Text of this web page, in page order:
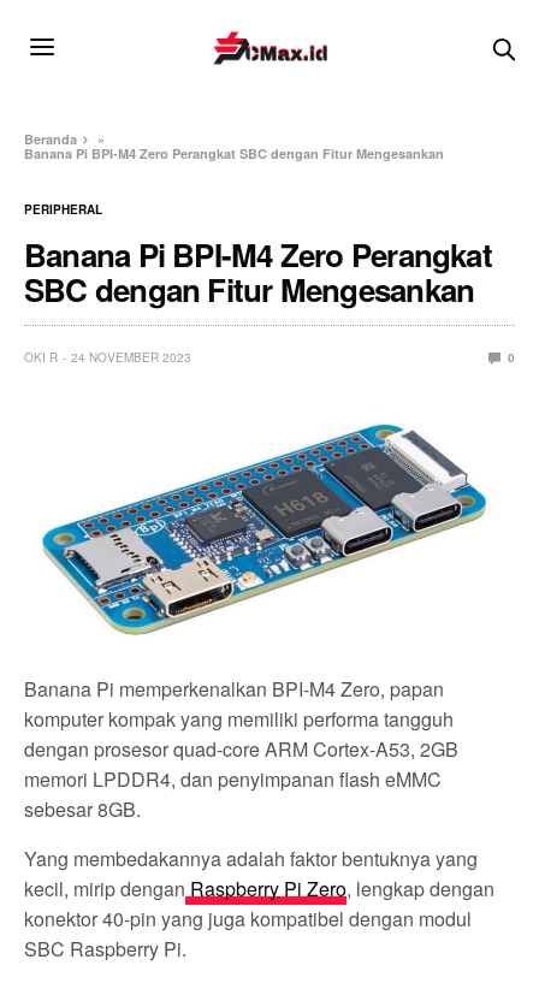
Beranda
»
Banana Pi BPI-M4 Zero Perangkat SBC dengan Fitur Mengesankan
PERIPHERAL
Banana Pi BPI-M4 Zero Perangkat
SBC dengan Fitur Mengesankan
OKI R 24 NOVEMBER 2023 0
Banana Pi memperkenalkan BPI-M4 Zero, papan
komputer kompak yang memiliki performa tangguh
dengan prosesor quad-core ARM Cortex-A53, 2GB
memori LPDDR4, dan penyimpanan flash eMMC
sebesar 8GB.
Yang membedakannya adalah faktor bentuknya yang
kecil, mirip dengan Raspberry Pi Zero, lengkap dengan
konektor 40-pin yang juga kompatibel dengan modul
SBC Raspberry Pi.